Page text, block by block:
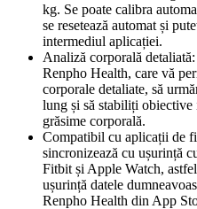
kg. Se poate calibra
se resetează automat și
intermediul aplicației.
Analiză corporală
Renpho Health, care vă
corporale detaliate, să
lung și să stabiliți obiective
grăsime corporală.
Compatibil cu aplicații de
sincronizează cu ușurință
Fitbit și Apple Watch,
ușurință datele
Renpho Health din App